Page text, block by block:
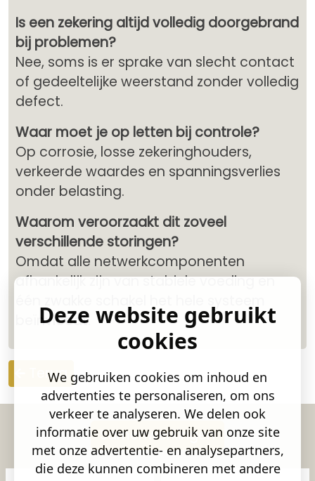
Is een zekering altijd volledig doorgebrand
bij problemen?
Nee, soms is er sprake van slecht contact
of gedeeltelijke weerstand zonder volledig
defect.
Waar moet je op letten bij controle?
Op corrosie, losse zekeringhouders,
verkeerde waardes en spanningsverlies
onder belasting.
Waarom veroorzaakt dit zoveel
verschillende storingen?
Omdat alle netwerkcomponenten
afhankelijk zijn van stabiele voeding en
beïnvloedt.
Terug
Samenwerkingen
Deze website gebruikt
cookies
We gebruiken cookies om inhoud en
advertenties te personaliseren, om ons
verkeer te analyseren. We delen ook
informatie over uw gebruik van onze site
met onze advertentie- en analysepartners,
die deze kunnen combineren met andere